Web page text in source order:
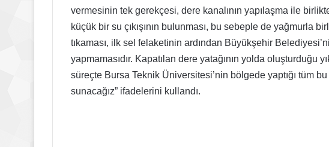
vermesinin tek gerekçesi, dere kanalının yapılaşma ile
küçük bir su çıkışının bulunması, bu sebeple de yağmurla
tıkaması, ilk sel felaketinin ardından Büyükşehir
yapmamasıdır. Kapatılan dere yatağının yolda oluşturduğu
süreçte Bursa Teknik Üniversitesi’nin bölgede yaptığı tüm
sunacağız” ifadelerini kullandı.